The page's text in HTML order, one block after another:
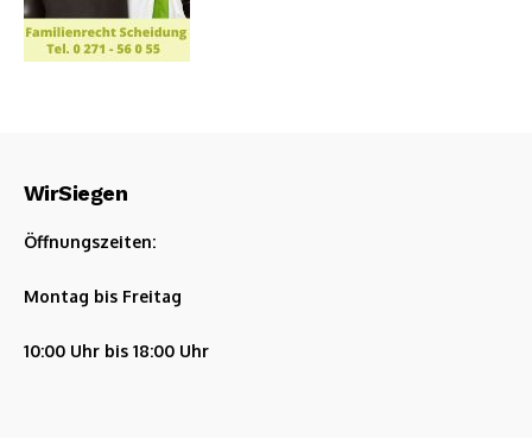
WirSiegen
Öffnungszeiten:
Montag bis Freitag
10:00 Uhr bis 18:00 Uhr